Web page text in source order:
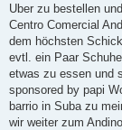
Uber zu bestellen
Centro Comercial
dem höchsten
evtl. ein Paar
etwas zu essen und
sponsored by papi
barrio in Suba zu
wir weiter zum